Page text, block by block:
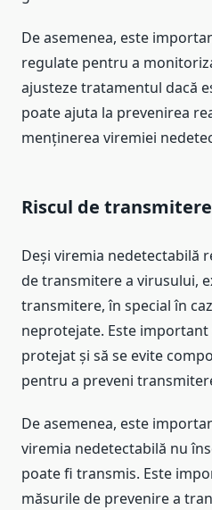
De asemenea, este
regulate pentru a
ajusteze tratamentul dacă
poate ajuta la prevenirea
menținerea viremiei
Riscul de
Deși viremia nedetectabilă
de transmitere a virusului,
transmitere, în special în
neprotejate. Este important
protejat și să se evite
pentru a preveni
De asemenea, este
viremia nedetectabilă nu
poate fi transmis. Este
măsurile de prevenire a